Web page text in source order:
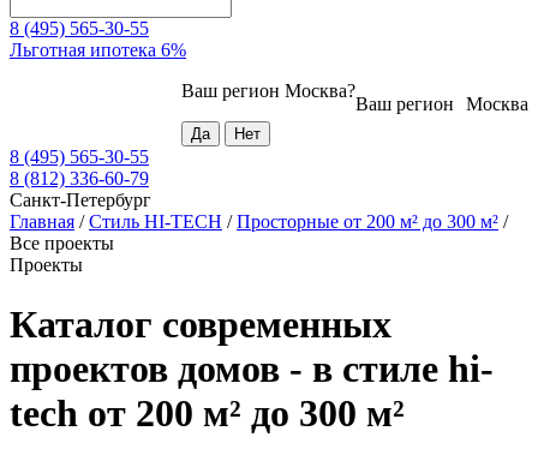
8 (495) 565-30-55
Льготная ипотека 6%
Москва
Ваш регион
Ваш регион Москва?
8 (495) 565-30-55
8 (812) 336-60-79
Санкт-Петербург
Главная /Стиль HI-TECH /Просторные от 200 м² до 300 м² /
Все проекты
Проекты
Каталог современных
проектов домов - в стиле hi-
tech от 200 м² до 300 м²